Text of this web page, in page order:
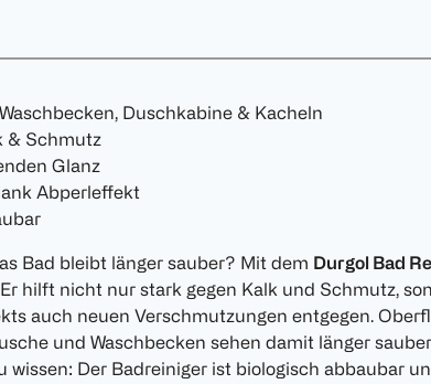
Duschkabine & Kacheln
& Schmutz
Glanz
Abperleffekt
Bad bleibt länger sauber? Mit dem Durgol Bad
hilft nicht nur stark gegen Kalk und Schmutz,
auch neuen Verschmutzungen entgegen.
und Waschbecken sehen damit länger
wissen: Der Badreiniger ist biologisch abbaubar